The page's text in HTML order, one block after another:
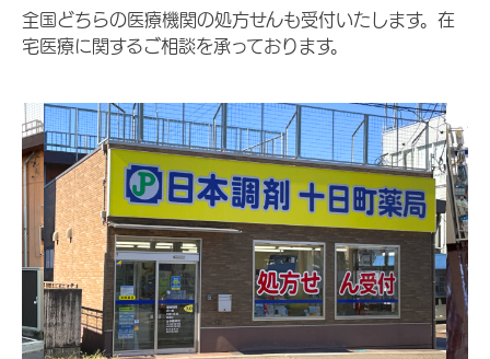
全国どちらの医療機関の処方せんも受付いたします。在
宅医療に関するご相談を承っております。